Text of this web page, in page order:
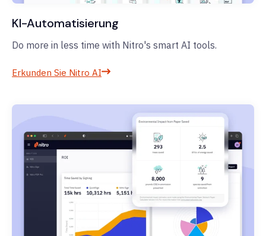
KI-Automatisierung
Do more in less time with Nitro's smart AI tools.
Erkunden Sie Nitro AI